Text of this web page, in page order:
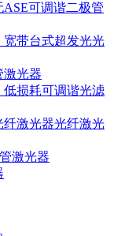
可调谐二极管
宽带台式超发光光
激光器
低损耗可调谐光滤
纤激光器光纤激光
激光器